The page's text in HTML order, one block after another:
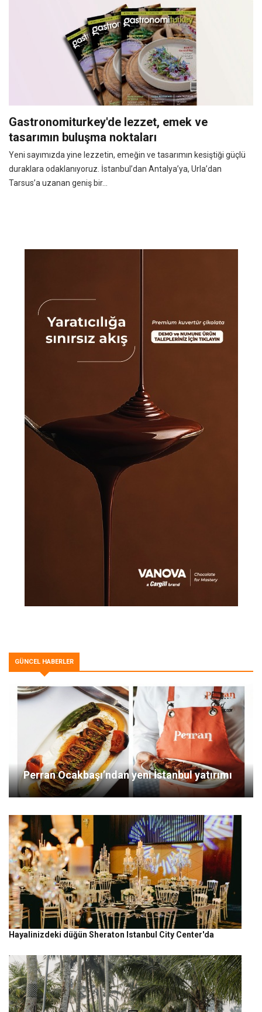
Gastronomiturkey'de lezzet, emek ve
tasarımın buluşma noktaları
Yeni sayımızda yine lezzetin, emeğin ve tasarımın kesiştiği güçlü
duraklara odaklanıyoruz. İstanbul’dan Antalya’ya, Urla’dan
Tarsus’a uzanan geniş bir...
GÜNCEL HABERLER
Perran Ocakbaşı’ndan yeni İstanbul yatırımı
Hayalinizdeki düğün Sheraton Istanbul City Center'da